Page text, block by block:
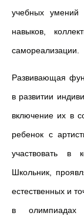
учебных
навыков,
самореализации.
Развивающая
в развитии
включение их в
ребенок с
участвовать в
Школьник,
естественных и
в